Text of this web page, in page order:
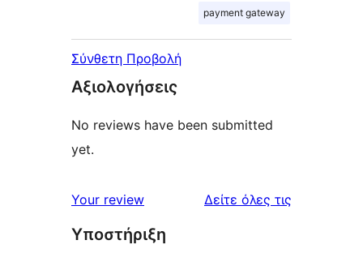
payment gateway
Σύνθετη Προβολή
Αξιολογήσεις
No reviews have been submitted
yet.
Your review Δείτε όλες τις
Υποστήριξη